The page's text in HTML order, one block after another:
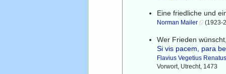
Eine friedliche und
Norman Mailer (1923-
Wer Frieden
Si vis pacem, para
Flavius Vegetius
Vorwort, Utrecht, 1473